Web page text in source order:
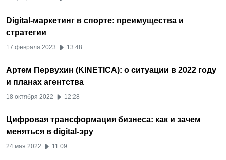
Digital-маркетинг в спорте: преимущества и
стратегии
17 февраля 2023 13:48
Артем Первухин (KINETICA): о ситуации в 2022 году
и планах агентства
18 октября 2022 12:28
Цифровая трансформация бизнеса: как и зачем
меняться в digital-эру
24 мая 2022 11:09